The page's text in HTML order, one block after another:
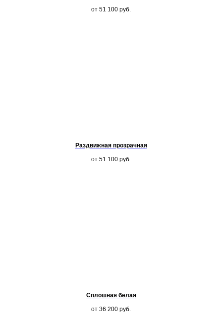
от 51 100 руб.
Раздвижная прозрачная
от 51 100 руб.
Сплошная белая
от 36 200 руб.